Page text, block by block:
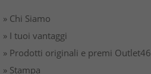
» Chi Siamo
» I tuoi vantaggi
» Prodotti originali e premi Outlet46
» Stampa